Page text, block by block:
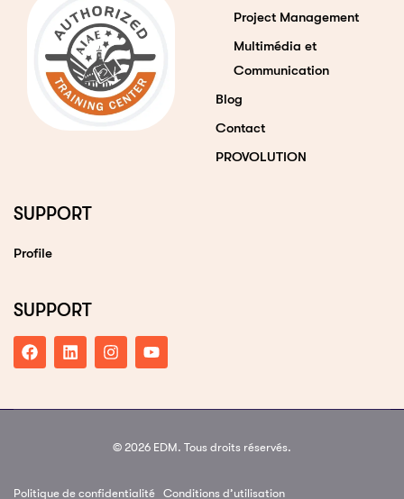
Project Management
Multimédia et
Communication
Blog
Contact
PROVOLUTION
SUPPORT
Profile
SUPPORT
© 2026 EDM. Tous droits réservés.
Politique de confidentialité Conditions d’utilisation